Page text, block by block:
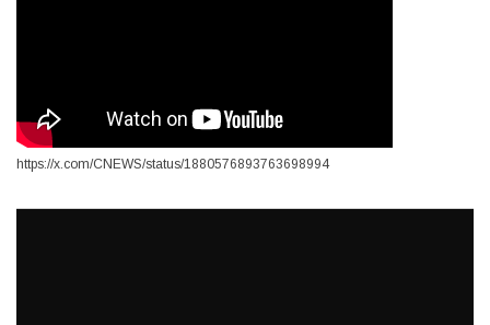
https://x.com/CNEWS/status/1880576893763698994